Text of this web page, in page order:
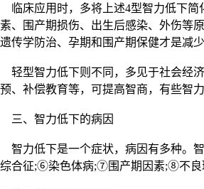
临床应用时，多将上述4型智力低下简
素、围产期损伤、出生后感染、外伤等
遗传学防治、孕期和围产期保健才是减
轻型智力低下则不同，多见于社会经
预、补偿教育等，可提高智商，有些智
三、智力低下的病因
智力低下是一个症状，病因有多种。
综合征;⑥染色体病;⑦围产期因素;⑧不良